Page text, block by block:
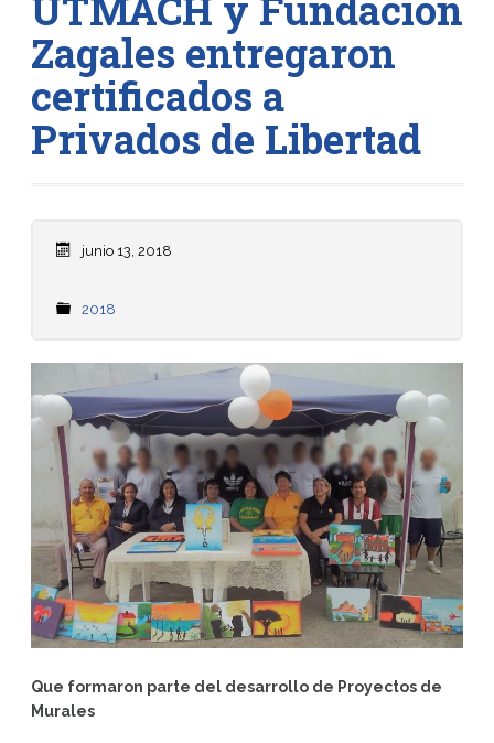
Zagales entregaron
certificados a
Privados de Libertad
junio 13, 2018
2018
Que formaron parte del desarrollo de Proyectos de
Murales